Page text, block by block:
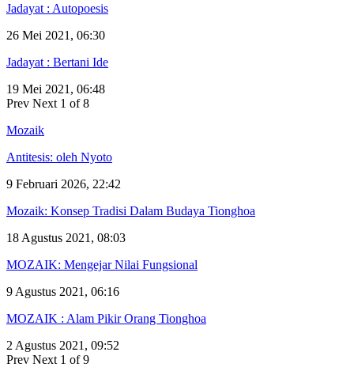
Jadayat : Autopoesis
26 Mei 2021, 06:30
Jadayat : Bertani Ide
19 Mei 2021, 06:48
Prev Next 1 of 8
Mozaik
Antitesis: oleh Nyoto
9 Februari 2026, 22:42
Mozaik: Konsep Tradisi Dalam Budaya Tionghoa
18 Agustus 2021, 08:03
MOZAIK: Mengejar Nilai Fungsional
9 Agustus 2021, 06:16
MOZAIK : Alam Pikir Orang Tionghoa
2 Agustus 2021, 09:52
Prev Next 1 of 9